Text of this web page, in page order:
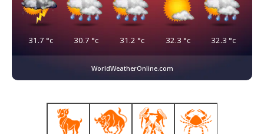
31.7 °c 30.7 °c 31.2 °c 32.3 °c 32.3 °c
WorldWeatherOnline.com